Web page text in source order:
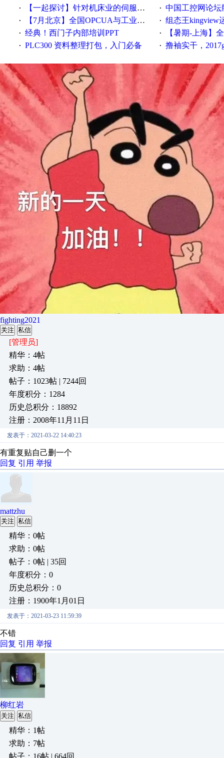
· 【一起探讨】针对机床业的伺服系统发展，您的期望是什么？ · 中国工控网论坛版
· 【7月北京】全国OPCUA与工业互联技术培训班通知！ · 组态王kingview
· 经典！西门子内部培训PPT · 【暑期-上海】全国工业
· PLC300 资料整理打包，入门必备 · 撸袖实干，2017gongkong®第
fighting2021
关注 私信
[管理员]
精华：4帖
求助：4帖
帖子：1023帖 | 7244回
年度积分：1284
历史总积分：18892
注册：2008年11月11日
发表于：2021-03-22 14:40:23
有重复贴自己删一个
回复 引用 举报
mattzhu
关注 私信
精华：0帖
求助：0帖
帖子：0帖 | 35回
年度积分：0
历史总积分：0
注册：1900年1月01日
发表于：2021-03-23 11:59:39
不错
回复 引用 举报
柳红岩
关注 私信
精华：1帖
求助：7帖
帖子：16帖 | 664回